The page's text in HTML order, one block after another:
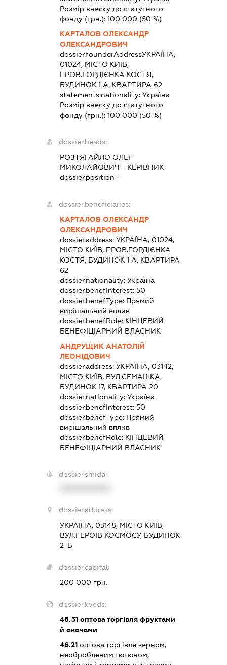
Розмір внеску до статутного
фонду (грн.): 100 000 (50 %)
КАРТАЛОВ ОЛЕКСАНДР
ОЛЕКСАНДРОВИЧ
dossier.founderAddressУКРАЇНА,
01024, МІСТО КИЇВ,
ПРОВ.ГОРДІЄНКА КОСТЯ,
БУДИНОК 1 А, КВАРТИРА 62
statements.nationality: Україна
Розмір внеску до статутного
фонду (грн.): 100 000 (50 %)
dossier.heads:
РОЗТЯГАЙЛО ОЛЕГ
МИКОЛАЙОВИЧ - КЕРІВНИК
dossier.position -
dossier.beneficiaries:
КАРТАЛОВ ОЛЕКСАНДР
ОЛЕКСАНДРОВИЧ
dossier.address: УКРАЇНА, 01024,
МІСТО КИЇВ, ПРОВ.ГОРДІЄНКА
КОСТЯ, БУДИНОК 1 А, КВАРТИРА
62
dossier.nationality: Україна
dossier.benefInterest: 50
dossier.benefType: Прямий
вирішальний вплив
dossier.benefRole: КІНЦЕВИЙ
БЕНЕФІЦІАРНИЙ ВЛАСНИК
АНДРУЩИК АНАТОЛІЙ
ЛЕОНІДОВИЧ
dossier.address: УКРАЇНА, 03142,
МІСТО КИЇВ, ВУЛ.СЕМАШКА,
БУДИНОК 17, КВАРТИРА 20
dossier.nationality: Україна
dossier.benefInterest: 50
dossier.benefType: Прямий
вирішальний вплив
dossier.benefRole: КІНЦЕВИЙ
БЕНЕФІЦІАРНИЙ ВЛАСНИК
dossier.smida:
dossier.address:
УКРАЇНА, 03148, МІСТО КИЇВ,
ВУЛ.ГЕРОЇВ КОСМОСУ, БУДИНОК
2-Б
dossier.capital:
200 000 грн.
dossier.kveds:
46.31оптова торгівля фруктами
й овочами
46.21оптова торгівля зерном,
необробленим тютюном,